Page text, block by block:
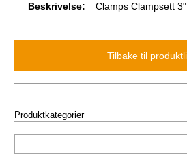
Beskrivelse: Clamps Clampsett 3"
Produktkategorier